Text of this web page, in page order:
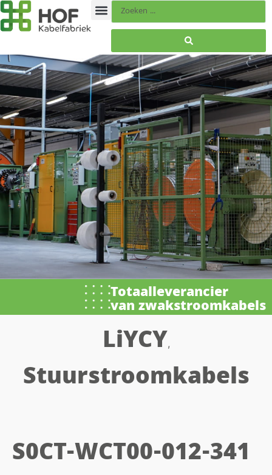
Totaalleverancier
van zwakstroomkabels
LiYCY,
Stuurstroomkabels
S0CT-WCT00-012-341